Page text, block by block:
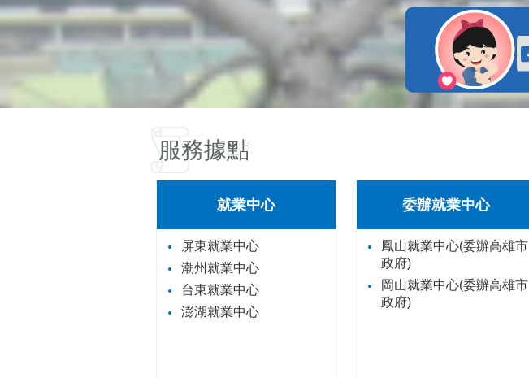
服務據點
就業中心
屏東就業中心
潮州就業中心
台東就業中心
澎湖就業中心
委辦就業中心
鳳山就業中心(委辦高雄市
政府)
岡山就業中心(委辦高雄市
政府)